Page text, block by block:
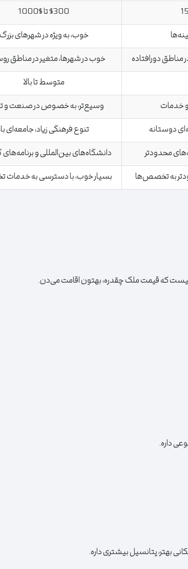
$300 تا $1000
خوب، به ویژه در شهرهای بزرگ
دورافتاده
خوب در شهرها، متغیر در مناطق
متوسط تا بالا
خدمات
وسیع‌تر، به خصوص در صنعت و
دوستانه
تنوع فرهنگی زیاد، جامعه‌ای
محدودتر
دانشگاه‌های بین‌المللی و
به تخصص‌ها بسیار خوب، با دسترسی به
نیست که قیمت ملک چقدره، بهتون اقامت می‌دن.
داره.
بهتر، پتانسیل بیشتری داره.